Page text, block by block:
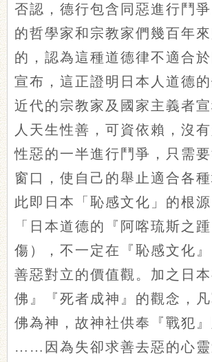
否認，德行包含同惡進行鬥
的哲學家和宗教家們幾百年
的，認為這種道德律不適合
宣布，這正證明日本人道德
近代的宗教家及國家主義者
人天生性善，可資依賴，沒
性惡的一半進行鬥爭，只需
窗口，使自己的舉止適合各種
此即日本「恥感文化」的根源
「日本道德的『阿喀琉斯之
傷），不一定在『恥感文化
善惡對立的價值觀。加之日
佛』『死者成神』的觀念，
佛為神，故神社供奉『戰犯』
……因為失卻求善去惡的心靈